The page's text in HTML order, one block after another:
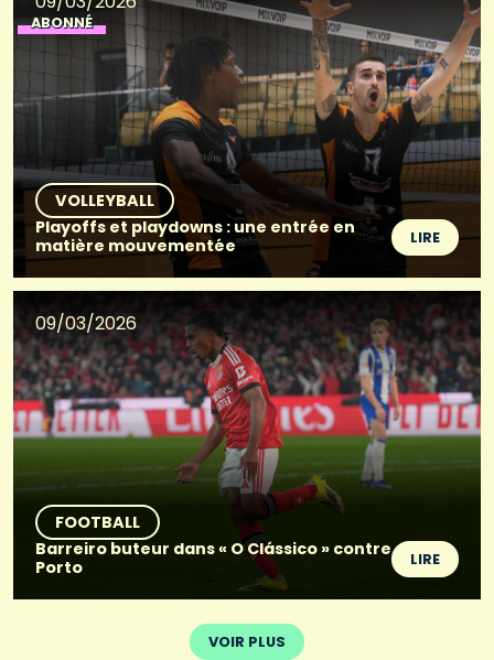
ABONNÉ
VOLLEYBALL
Playoffs et playdowns : une entrée en
matière mouvementée
LIRE
09/03/2026
FOOTBALL
Barreiro buteur dans « O Clássico » contre
Porto
LIRE
VOIR PLUS